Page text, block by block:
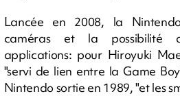
Lancée en 2008, la
caméras et la possibilité
applications: pour Hiroyuki
"servi de lien entre la Game
Nintendo sortie en 1989, "et les